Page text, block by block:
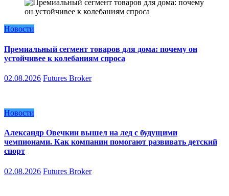
Новости
Премиальный сегмент товаров для дома: почему он
устойчивее к колебаниям спроса
02.08.2026 Futures Broker
Новости
Александр Овечкин вышел на лед с будущими
чемпионами. Как компании помогают развивать детский
спорт
02.08.2026 Futures Broker